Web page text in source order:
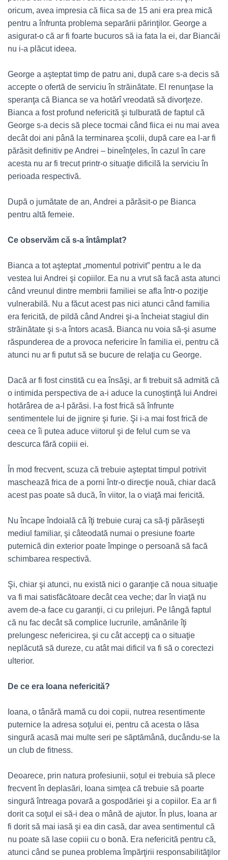
oricum, avea impresia că fiica sa de 15 ani era prea mică
pentru a înfrunta problema separării părinţilor. George a
asigurat-o că ar fi foarte bucuros să ia fata la ei, dar Biancăi
nu i-a plăcut ideea.
George a aşteptat timp de patru ani, după care s-a decis să
accepte o ofertă de serviciu în străinătate. El renunţase la
speranţa că Bianca se va hotărî vreodată să divorţeze.
Bianca a fost profund nefericită şi tulburată de faptul că
George s-a decis să plece tocmai când fiica ei nu mai avea
decât doi ani până la terminarea şcolii, după care ea l-ar fi
părăsit definitiv pe Andrei – bineînţeles, în cazul în care
acesta nu ar fi trecut printr-o situaţie dificilă la serviciu în
perioada respectivă.
După o jumătate de an, Andrei a părăsit-o pe Bianca
pentru altă femeie.
Ce observăm că s-a întâmplat?
Bianca a tot aşteptat „momentul potrivit” pentru a le da
vestea lui Andrei şi copiilor. Ea nu a vrut să facă asta atunci
când vreunul dintre membrii familiei se afla într-o poziţie
vulnerabilă. Nu a făcut acest pas nici atunci când familia
era fericită, de pildă când Andrei şi-a încheiat stagiul din
străinătate şi s-a întors acasă. Bianca nu voia să-şi asume
răspunderea de a provoca nefericire în familia ei, pentru că
atunci nu ar fi putut să se bucure de relaţia cu George.
Dacă ar fi fost cinstită cu ea însăşi, ar fi trebuit să admită că
o intimida perspectiva de a-i aduce la cunoştinţă lui Andrei
hotărârea de a-l părăsi. I-a fost frică să înfrunte
sentimentele lui de jignire şi furie. Şi i-a mai fost frică de
ceea ce îi putea aduce viitorul şi de felul cum se va
descurca fără copiii ei.
În mod frecvent, scuza că trebuie aşteptat timpul potrivit
maschează frica de a porni într-o direcţie nouă, chiar dacă
acest pas poate să ducă, în viitor, la o viaţă mai fericită.
Nu încape îndoială că îţi trebuie curaj ca să-ţi părăseşti
mediul familiar, şi câteodată numai o presiune foarte
puternică din exterior poate împinge o persoană să facă
schimbarea respectivă.
Şi, chiar şi atunci, nu există nici o garanţie că noua situaţie
va fi mai satisfăcătoare decât cea veche; dar în viaţă nu
avem de-a face cu garanţii, ci cu prilejuri. Pe lângă faptul
că nu fac decât să complice lucrurile, amânările îţi
prelungesc nefericirea, şi cu cât accepţi ca o situaţie
neplăcută să dureze, cu atât mai dificil va fi să o corectezi
ulterior.
De ce era Ioana nefericită?
Ioana, o tânără mamă cu doi copii, nutrea resentimente
puternice la adresa soţului ei, pentru că acesta o lăsa
singură acasă mai multe seri pe săptămână, ducându-se la
un club de fitness.
Deoarece, prin natura profesiunii, soțul ei trebuia să plece
frecvent în deplasări, Ioana simţea că trebuie să poarte
singură întreaga povară a gospodăriei şi a copiilor. Ea ar fi
dorit ca soţul ei să-i dea o mână de ajutor. În plus, Ioana ar
fi dorit să mai iasă şi ea din casă, dar avea sentimentul că
nu poate să lase copiii cu o bonă. Era nefericită pentru că,
atunci când se punea problema împărţirii responsabilităţilor